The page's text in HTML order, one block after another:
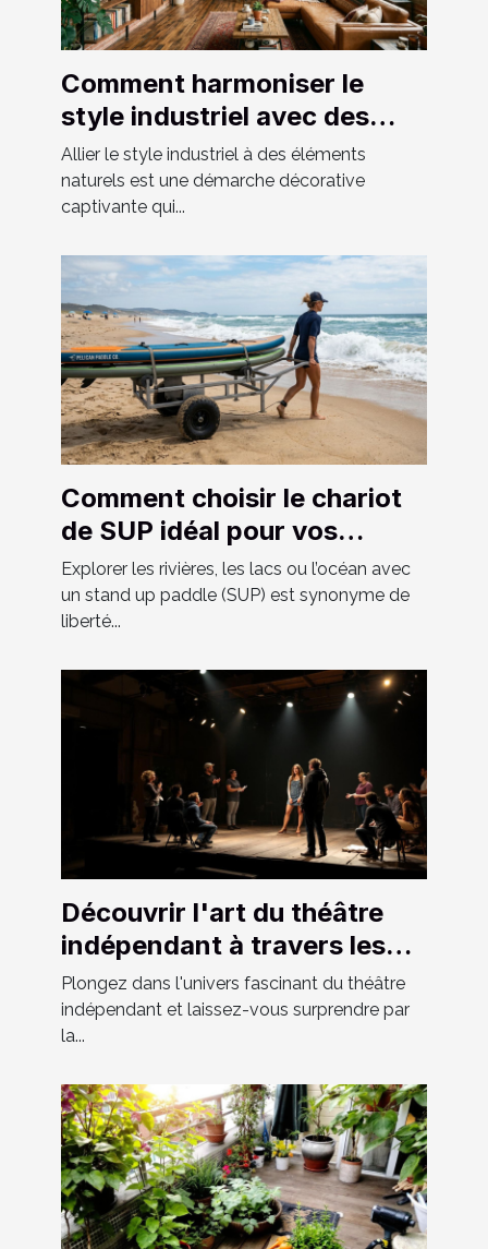
Comment harmoniser le
style industriel avec des
éléments naturels ?
Allier le style industriel à des éléments
naturels est une démarche décorative
captivante qui...
Comment choisir le chariot
de SUP idéal pour vos
aventures ?
Explorer les rivières, les lacs ou l’océan avec
un stand up paddle (SUP) est synonyme de
liberté...
Découvrir l'art du théâtre
indépendant à travers les
spectacles locaux
Plongez dans l'univers fascinant du théâtre
indépendant et laissez-vous surprendre par
la...